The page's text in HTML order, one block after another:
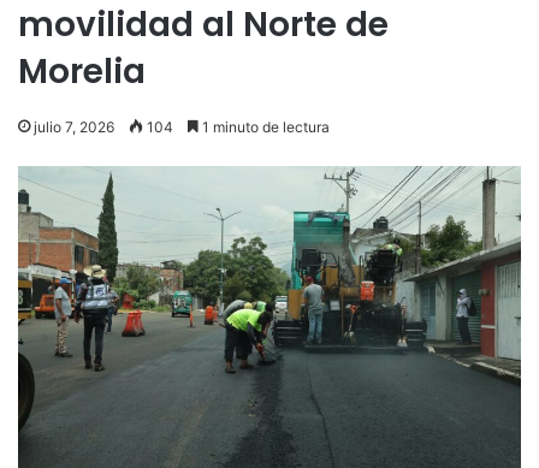
movilidad al Norte de
Morelia
julio 7, 2026 104 1 minuto de lectura